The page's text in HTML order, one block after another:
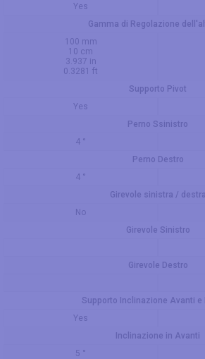
Yes
Gamma di Regolazione
100 mm
10 cm
3.937 in
0.3281 ft
Supporto Pivot
Yes
Perno Ssinistro
4 °
Perno Destro
4 °
Girevole sinistra / destra
No
Girevole Sinistro
Girevole Destro
Supporto Inclinazione Avanti e
Yes
Inclinazione in Avanti
5 °